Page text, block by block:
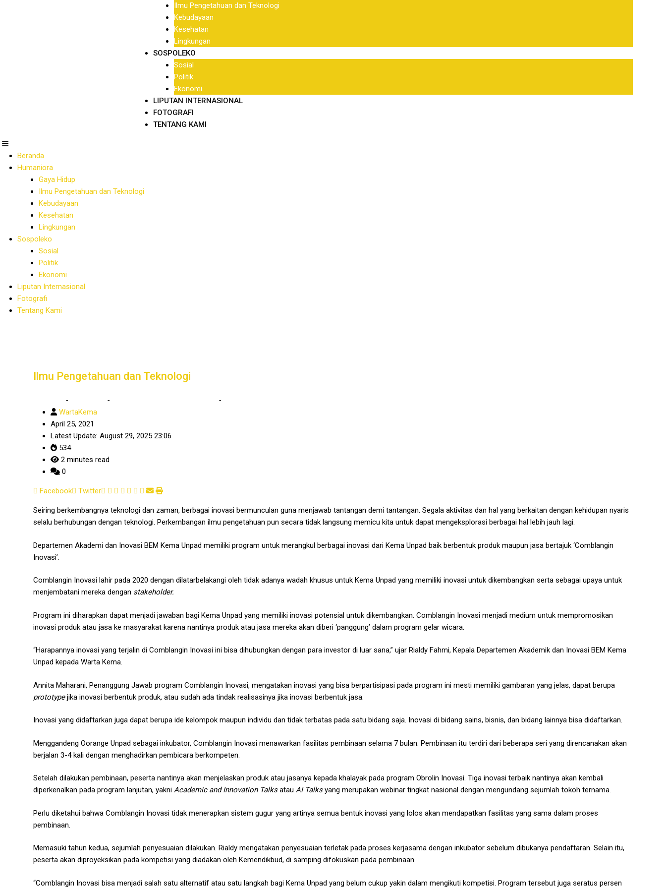
Ilmu Pengetahuan dan Teknologi
Kebudayaan
Kesehatan
Lingkungan
SOSPOLEKO
Sosial
Politik
Ekonomi
LIPUTAN INTERNASIONAL
FOTOGRAFI
TENTANG KAMI
Beranda
Humaniora
Gaya Hidup
Ilmu Pengetahuan dan Teknologi
Kebudayaan
Kesehatan
Lingkungan
Sospoleko
Sosial
Politik
Ekonomi
Liputan Internasional
Fotografi
Tentang Kami
Ilmu Pengetahuan dan Teknologi
- - -
WartaKema
April 25, 2021
Latest Update: August 29, 2025 23:06
534
2 minutes read
0
Facebook Twitter Google+
LinkedIn
Whatsapp
StumbleUpon
Tumblr
Pinterest
RedditShare
Email
Print
Seiring berkembangnya teknologi dan zaman, berbagai inovasi bermunculan guna menjawab tantangan demi tantangan. Segala aktivitas dan hal yang berkaitan dengan kehidupan nyaris
selalu berhubungan dengan teknologi. Perkembangan ilmu pengetahuan pun secara tidak langsung memicu kita untuk dapat mengeksplorasi berbagai hal lebih jauh lagi.
Departemen Akademi dan Inovasi BEM Kema Unpad memiliki program untuk merangkul berbagai inovasi dari Kema Unpad baik berbentuk produk maupun jasa bertajuk ‘Comblangin
Inovasi’.
Comblangin Inovasi lahir pada 2020 dengan dilatarbelakangi oleh tidak adanya wadah khusus untuk Kema Unpad yang memiliki inovasi untuk dikembangkan serta sebagai upaya untuk
menjembatani mereka dengan stakeholder.
Program ini diharapkan dapat menjadi jawaban bagi Kema Unpad yang memiliki inovasi potensial untuk dikembangkan. Comblangin Inovasi menjadi medium untuk mempromosikan
inovasi produk atau jasa ke masyarakat karena nantinya produk atau jasa mereka akan diberi ‘panggung’ dalam program gelar wicara.
“Harapannya inovasi yang terjalin di Comblangin Inovasi ini bisa dihubungkan dengan para investor di luar sana,” ujar Rialdy Fahmi, Kepala Departemen Akademik dan Inovasi BEM Kema
Unpad kepada Warta Kema.
Annita Maharani, Penanggung Jawab program Comblangin Inovasi, mengatakan inovasi yang bisa berpartisipasi pada program ini mesti memiliki gambaran yang jelas, dapat berupa
prototypejika inovasi berbentuk produk, atau sudah ada tindak realisasinya jika inovasi berbentuk jasa.
Inovasi yang didaftarkan juga dapat berupa ide kelompok maupun individu dan tidak terbatas pada satu bidang saja. Inovasi di bidang sains, bisnis, dan bidang lainnya bisa didaftarkan.
Menggandeng Oorange Unpad sebagai inkubator, Comblangin Inovasi menawarkan fasilitas pembinaan selama 7 bulan. Pembinaan itu terdiri dari beberapa seri yang direncanakan akan
berjalan 3-4 kali dengan menghadirkan pembicara berkompeten.
Setelah dilakukan pembinaan, peserta nantinya akan menjelaskan produk atau jasanya kepada khalayak pada program Obrolin Inovasi. Tiga inovasi terbaik nantinya akan kembali
diperkenalkan pada program lanjutan, yakni Academic and Innovation Talksatau AI Talksyang merupakan webinar tingkat nasional dengan mengundang sejumlah tokoh ternama.
Perlu diketahui bahwa Comblangin Inovasi tidak menerapkan sistem gugur yang artinya semua bentuk inovasi yang lolos akan mendapatkan fasilitas yang sama dalam proses
pembinaan.
Memasuki tahun kedua, sejumlah penyesuaian dilakukan. Rialdy mengatakan penyesuaian terletak pada proses kerjasama dengan inkubator sebelum dibukanya pendaftaran. Selain itu,
peserta akan diproyeksikan pada kompetisi yang diadakan oleh Kemendikbud, di samping difokuskan pada pembinaan.
“Comblangin Inovasi bisa menjadi salah satu alternatif atau satu langkah bagi Kema Unpad yang belum cukup yakin dalam mengikuti kompetisi. Program tersebut juga seratus persen